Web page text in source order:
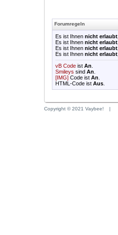
Forumregeln
Es ist Ihnen nicht erlaubt
Es ist Ihnen nicht erlaubt
Es ist Ihnen nicht erlaubt
Es ist Ihnen nicht erlaubt
vB Code ist An
Smileys sind An
[IMG] Code ist An
HTML-Code ist Aus
Copyright © 2021 Vaybee! |